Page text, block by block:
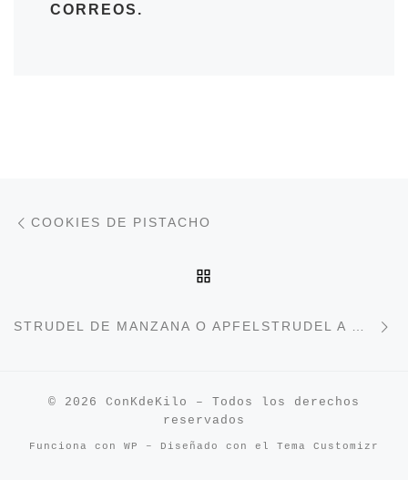
CORREOS.
Navegación de entradas
COOKIES DE PISTACHO
© 2026 ConKdeKilo
– Todos los derechos
reservados
Funciona con WP – Diseñado con el Tema Customizr